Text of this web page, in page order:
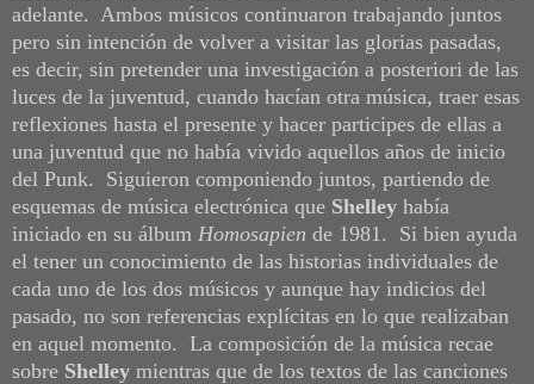
adelante. Ambos músicos continuaron trabajando juntos
pero sin intención de volver a visitar las glorias pasadas,
es decir, sin pretender una investigación a posteriori de las
luces de la juventud, cuando hacían otra música, traer esas
reflexiones hasta el presente y hacer participes de ellas a
una juventud que no había vivido aquellos años de inicio
del Punk. Siguieron componiendo juntos, partiendo de
esquemas de música electrónica que Shelley había
iniciado en su álbum Homosapien de 1981. Si bien ayuda
el tener un conocimiento de las historias individuales de
cada uno de los dos músicos y aunque hay indicios del
pasado, no son referencias explícitas en lo que realizaban
en aquel momento. La composición de la música recae
sobre Shelley mientras que de los textos de las canciones